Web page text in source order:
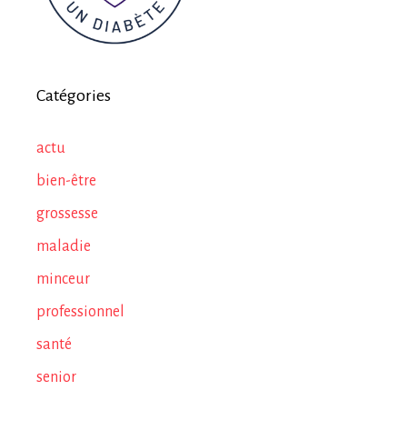
Catégories
actu
bien-être
grossesse
maladie
minceur
professionnel
santé
senior